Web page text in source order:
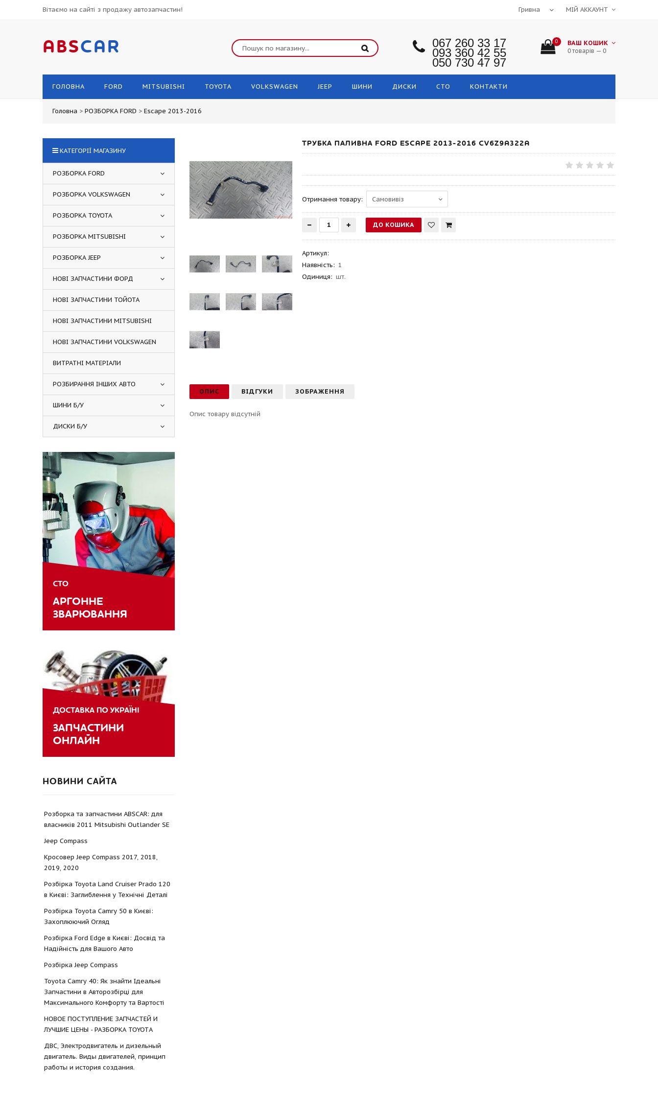
Вітаємо на сайті з продажу автозапчастин! МІЙ АККАУНТ
ABSCAR 067 260 33 17
093 360 42 55
050 730 47 97
0 ВАШ КОШИК
0 товарів — 0
ГОЛОВНА FORD MITSUBISHI TOYOTA VOLKSWAGEN JEEP ШИНИ ДИСКИ СТО КОНТАКТИ
Головна > РОЗБОРКА FORD > Escape 2013-2016
ТРУБКА ПАЛИВНА FORD ESCAPE 2013-2016 CV6Z9A322A
Отримання товару:
Артикул:
Наявність: 1
Одиниця: шт.
ОПИС ВІДГУКИ ЗОБРАЖЕННЯ
Опис товару відсутній
КАТЕГОРІЇ МАГАЗИНУ
РОЗБОРКА FORD
РОЗБОРКА VOLKSWAGEN
РОЗБОРКА TOYOTA
РОЗБОРКА MITSUBISHI
РОЗБОРКА JEEP
НОВІ ЗАПЧАСТИНИ ФОРД
НОВІ ЗАПЧАСТИНИ ТОЙОТА
НОВІ ЗАПЧАСТИНИ MITSUBISHI
НОВІ ЗАПЧАСТИНИ VOLKSWAGEN
ВИТРАТНІ МАТЕРІАЛИ
РОЗБИРАННЯ ІНШИХ АВТО
ШИНИ Б/У
ДИСКИ Б/У
СТО
АРГОННЕ
ЗВАРЮВАННЯ
ДОСТАВКА ПО УКРАЇНІ
ЗАПЧАСТИНИ
ОНЛАЙН
НОВИНИ САЙТА
Розборка та запчастини ABSCAR: для
власників 2011 Mitsubishi Outlander SE
Jeep Compass
Кросовер Jeep Compass 2017, 2018,
2019, 2020
Розбірка Toyota Land Cruiser Prado 120
в Києві: Заглиблення у Технічні Деталі
Розбірка Toyota Camry 50 в Києві:
Захоплюючий Огляд
Розбірка Ford Edge в Києві: Досвід та
Надійність для Вашого Авто
Розбірка Jeep Compass
Toyota Camry 40: Як знайти Ідеальні
Запчастини в Авторозбірці для
Максимального Комфорту та Вартості
НОВОЕ ПОСТУПЛЕНИЕ ЗАПЧАСТЕЙ И
ЛУЧШИЕ ЦЕНЫ - РАЗБОРКА TOYOTА
ДВС, Электродвигатель и дизельный
двигатель. Виды двигателей, принцип
работы и история создания.